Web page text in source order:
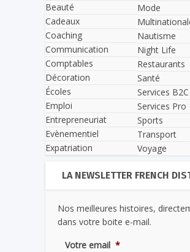
Beauté
Cadeaux
Coaching
Communication
Comptables
Décoration
Écoles
Emploi
Entrepreneuriat
Evènementiel
Expatriation
Mode
Nautisme
Night Life
Restaurants
Santé
Services B2C
Services Pro
Sports
Transport
Voyage
LA NEWSLETTER FRENCH
Nos meilleures histoires,
dans votre boite e-mail.
Votre email *